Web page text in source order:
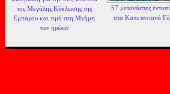
της Μεγάλης Κύκλωσης της
Εμπάρου και τιμή στη Μνήμη
των ηρώων
57 μετανάστες
στα Καπετανιανά